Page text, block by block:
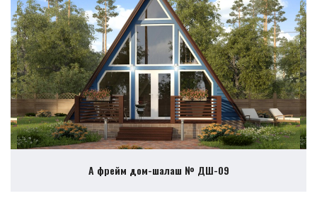
А фрейм дом-шалаш № ДШ-09